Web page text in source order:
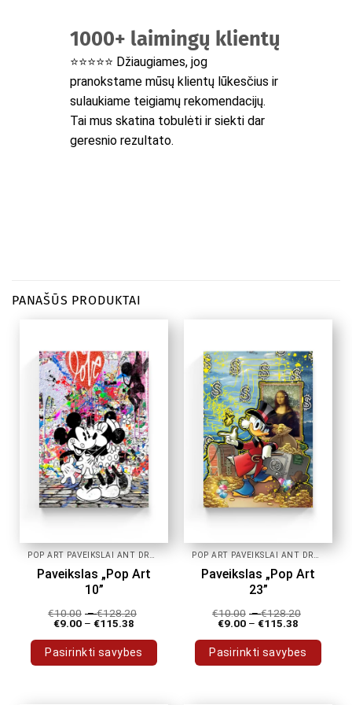
1000+ laimingų klientų
⭐⭐⭐⭐⭐ Džiaugiames, jog
pranokstame mūsų klientų lūkesčius ir
sulaukiame teigiamų rekomendacijų.
Tai mus skatina tobulėti ir siekti dar
geresnio rezultato.
PANAŠŪS PRODUKTAI
Paveikslas „Pop Art
10”
€10.00 –€128.20
€9.00 – €115.38
Pasirinkti savybes
Paveikslas „Pop Art
23”
€10.00 –€128.20
€9.00 – €115.38
Pasirinkti savybes